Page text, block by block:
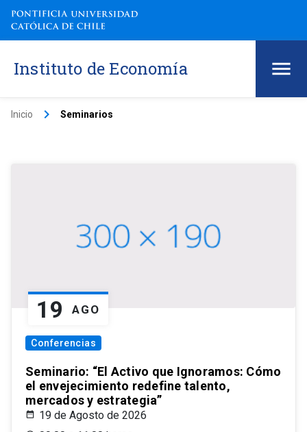
Instituto de Economía
Inicio keyboard_arrow_right Seminarios
19 AGO
Conferencias
Seminario: “El Activo que Ignoramos: Cómo
el envejecimiento redefine talento,
mercados y estrategia”
19 de Agosto de 2026